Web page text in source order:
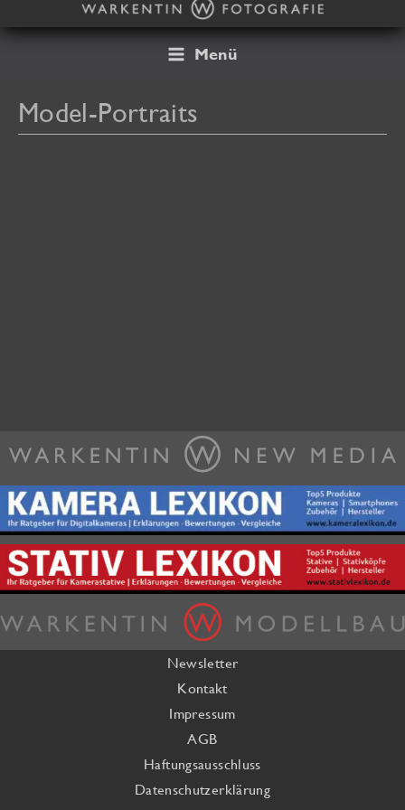
Inhalt
Menü
Model-Portraits
Newsletter
Kontakt
Impressum
AGB
Haftungsausschluss
Datenschutzerklärung